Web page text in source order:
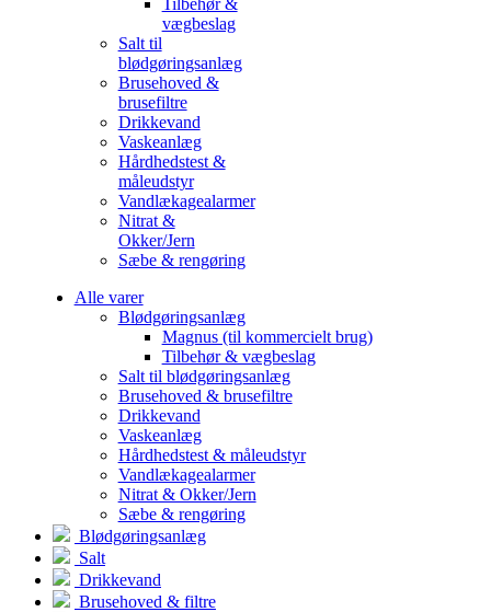
vægbeslag
Salt til
blødgøringsanlæg
Brusehoved &
brusefiltre
Drikkevand
Vaskeanlæg
Hårdhedstest &
måleudstyr
Vandlækagealarmer
Nitrat &
Okker/Jern
Sæbe & rengøring
Alle varer
Blødgøringsanlæg
Magnus (til kommercielt brug)
Tilbehør & vægbeslag
Salt til blødgøringsanlæg
Brusehoved & brusefiltre
Drikkevand
Vaskeanlæg
Hårdhedstest & måleudstyr
Vandlækagealarmer
Nitrat & Okker/Jern
Sæbe & rengøring
Blødgøringsanlæg
Salt
Drikkevand
Brusehoved & filtre